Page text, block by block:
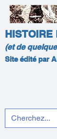
HISTOIRE
(et de
Site édité par